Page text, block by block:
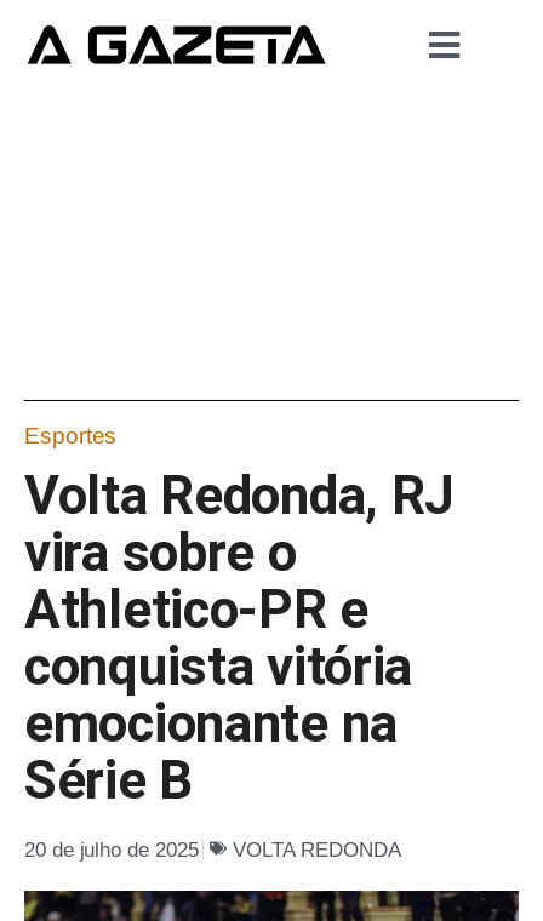
Esportes
Volta Redonda, RJ
vira sobre o
Athletico-PR e
conquista vitória
emocionante na
Série B
20 de julho de 2025 VOLTA REDONDA